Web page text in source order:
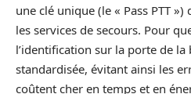
une clé unique (le « Pass PTT
les services de secours. Pour
l’identification sur la porte de
standardisée, évitant ainsi les
coûtent cher en temps et en